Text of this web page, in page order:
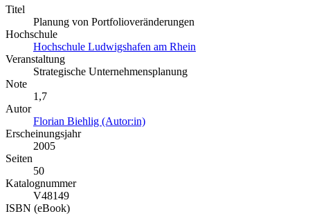
Titel
Planung von Portfolioveränderungen
Hochschule
Hochschule Ludwigshafen am Rhein
Veranstaltung
Strategische Unternehmensplanung
Note
1,7
Autor
Florian Biehlig (Autor:in)
Erscheinungsjahr
2005
Seiten
50
Katalognummer
V48149
ISBN (eBook)